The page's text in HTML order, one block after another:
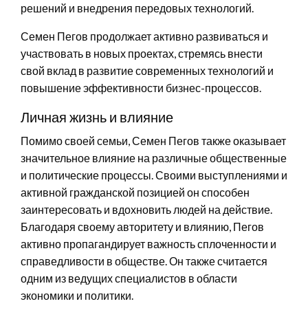
решений и внедрения передовых технологий.
Семен Пегов продолжает активно развиваться и
участвовать в новых проектах, стремясь внести
свой вклад в развитие современных технологий и
повышение эффективности бизнес-процессов.
Личная жизнь и влияние
Помимо своей семьи, Семен Пегов также оказывает
значительное влияние на различные общественные
и политические процессы. Своими выступлениями и
активной гражданской позицией он способен
заинтересовать и вдохновить людей на действие.
Благодаря своему авторитету и влиянию, Пегов
активно пропагандирует важность сплоченности и
справедливости в обществе. Он также считается
одним из ведущих специалистов в области
экономики и политики.